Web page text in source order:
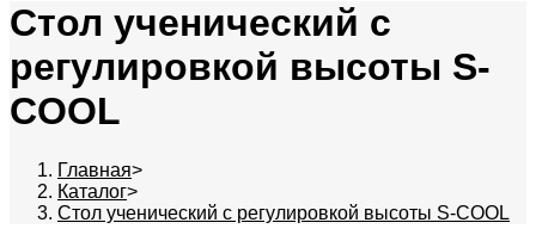
Стол ученический с
регулировкой высоты S-
COOL
Главная>
Каталог>
Стол ученический с регулировкой высоты S-COOL